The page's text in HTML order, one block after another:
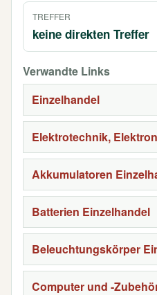
TREFFER
keine direkten Treffer
Verwandte Links
Einzelhandel
Elektrotechnik,
Akkumulatoren
Batterien Einzelhandel
Beleuchtungskörper
Computer und -